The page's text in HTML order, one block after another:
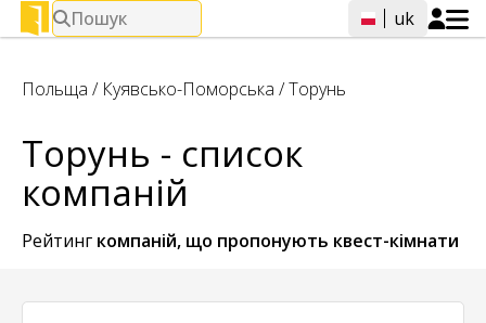
Пошук uk
Польща / Куявсько-Поморська /Торунь
Торунь - список
компаній
Рейтинг компаній, що пропонують квест-кімнати